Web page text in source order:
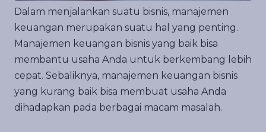
Dalam menjalankan suatu bisnis, manajemen
keuangan merupakan suatu hal yang penting.
Manajemen keuangan bisnis yang baik bisa
membantu usaha Anda untuk berkembang lebih
cepat. Sebaliknya, manajemen keuangan bisnis
yang kurang baik bisa membuat usaha Anda
dihadapkan pada berbagai macam masalah.